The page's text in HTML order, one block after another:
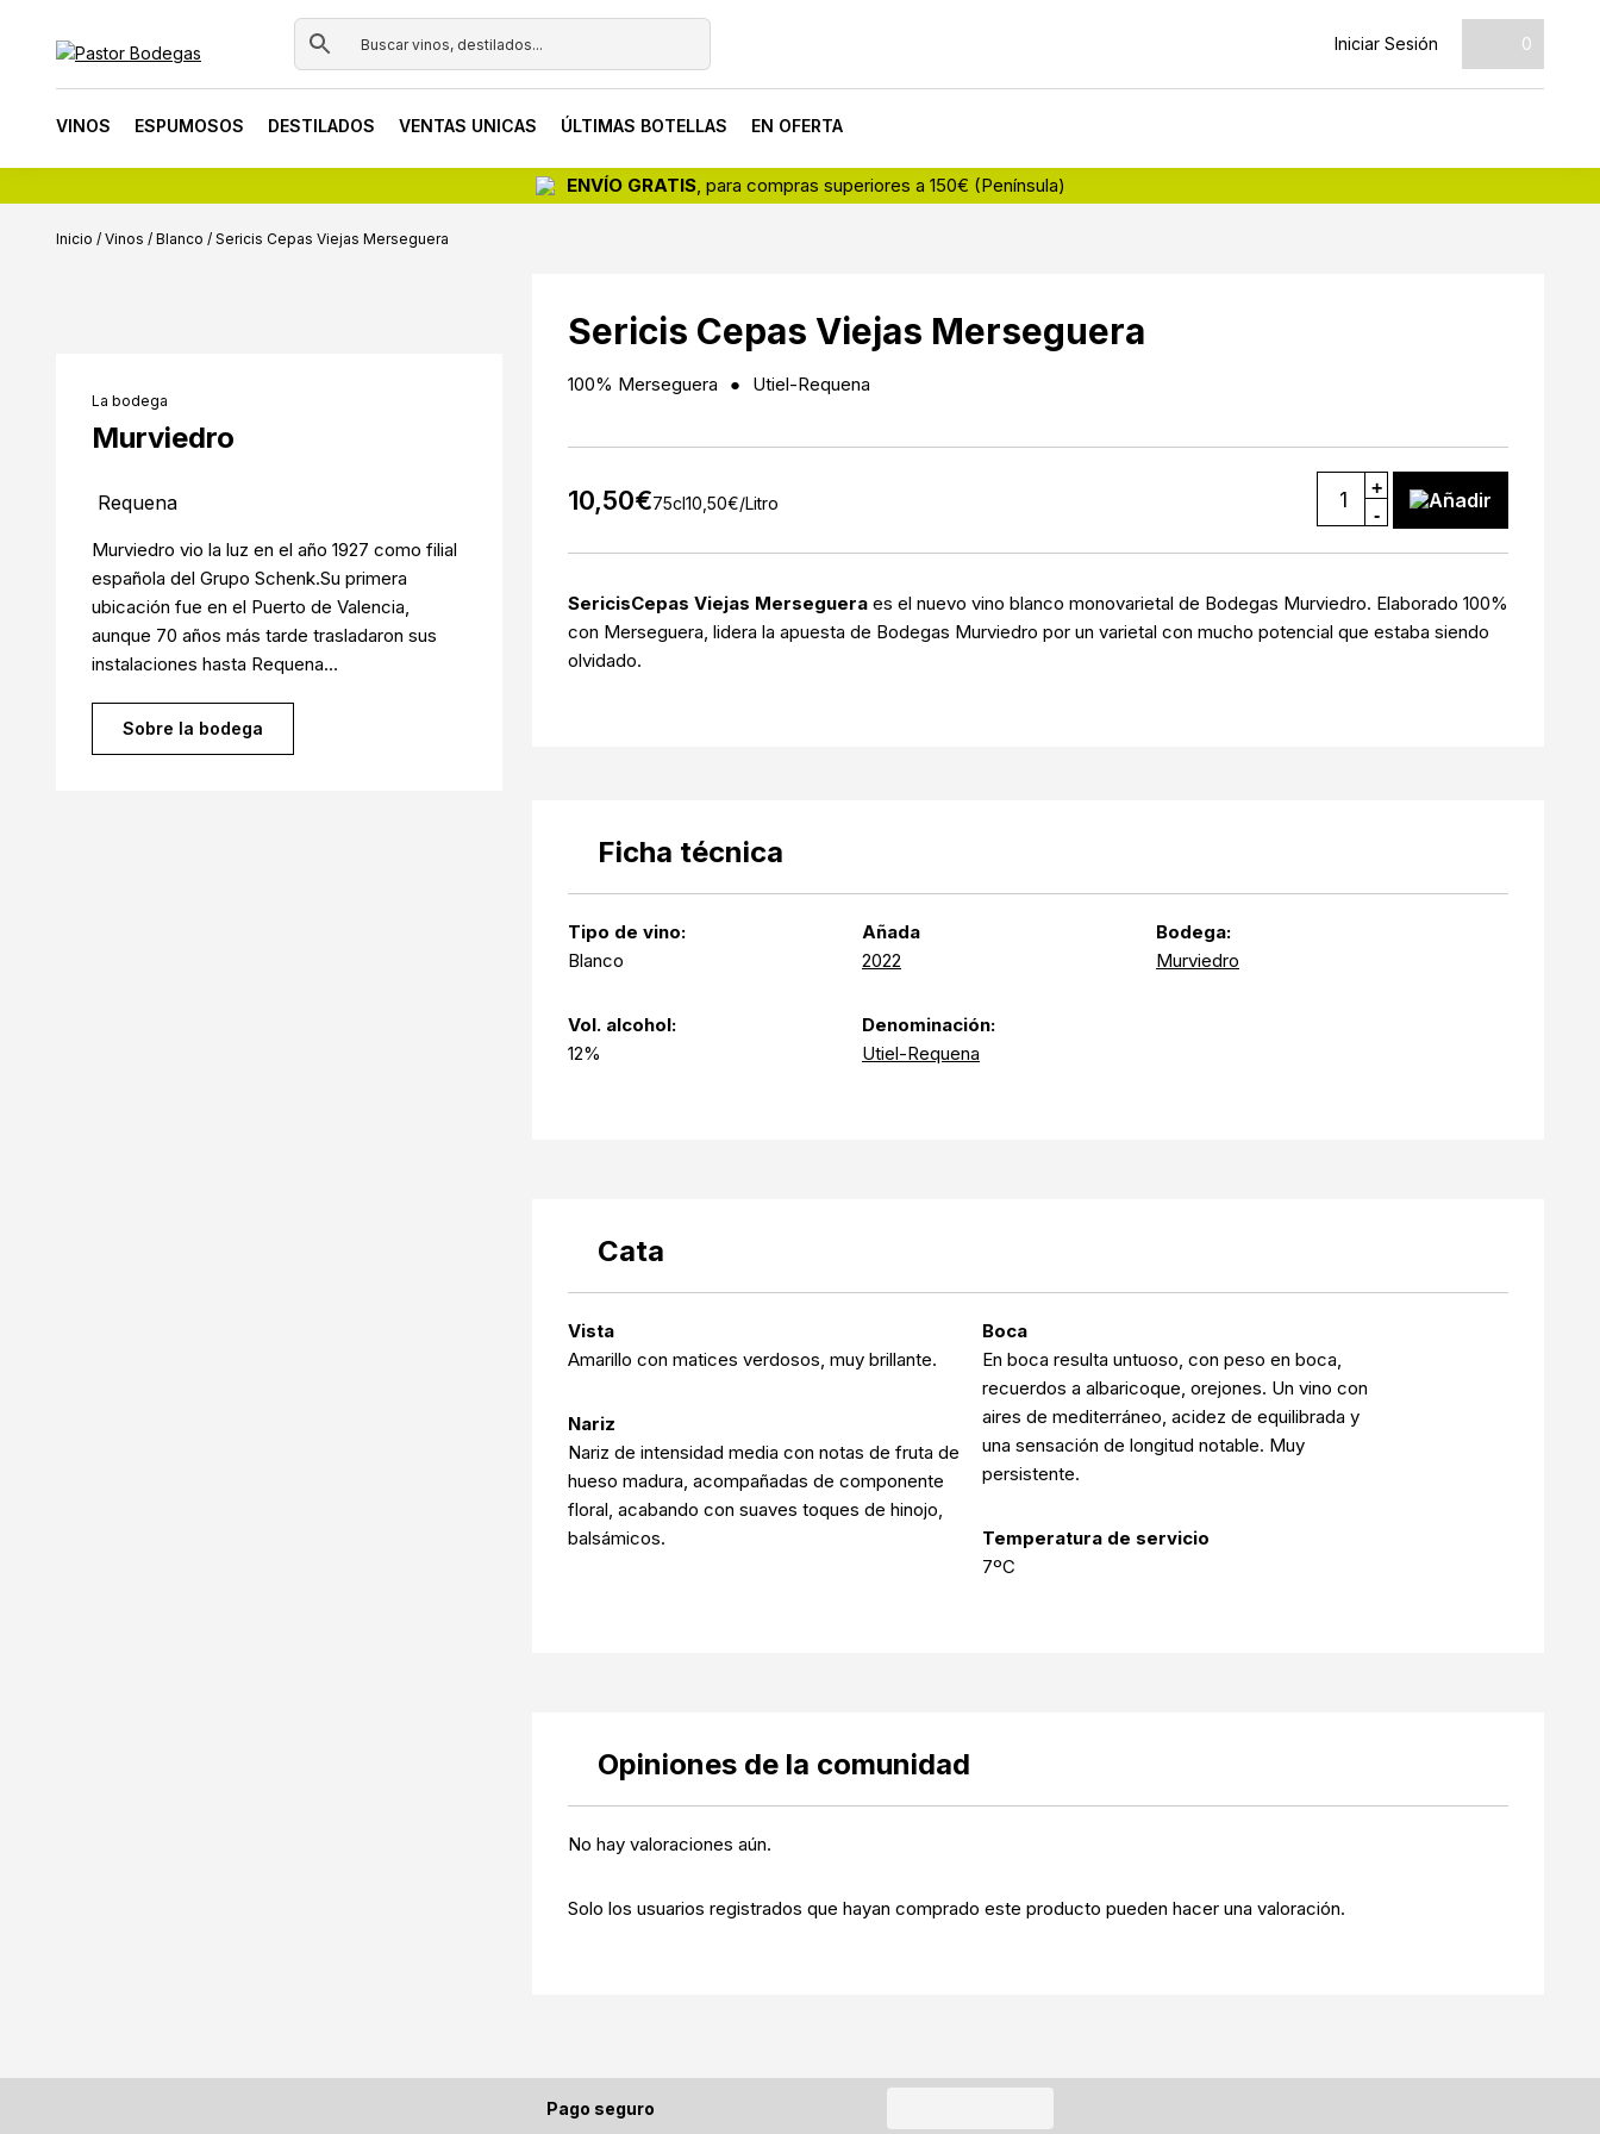
primary
navigation
content
de
destilados
Iniciar Sesión 0
VINOS ESPUMOSOS DESTILADOS VENTAS UNICAS ÚLTIMAS BOTELLAS EN OFERTA
ENVÍO GRATIS, para compras superiores a 150€ (Península)
Inicio / Vinos / Blanco / Sericis Cepas Viejas Merseguera
La bodega
Murviedro
Requena
Murviedro vio la luz en el año 1927 como filial
española del Grupo Schenk.Su primera
ubicación fue en el Puerto de Valencia,
aunque 70 años más tarde trasladaron sus
instalaciones hasta Requena...
Sobre la bodega
Sericis Cepas Viejas Merseguera
100% Merseguera Utiel-Requena
10,50€75cl10,50€/Litro
+
-
Añadir
SericisCepas Viejas Merseguera es el nuevo vino blanco monovarietal de Bodegas Murviedro. Elaborado 100%
con Merseguera, lidera la apuesta de Bodegas Murviedro por un varietal con mucho potencial que estaba siendo
olvidado.
Ficha técnica
Tipo de vino:
Blanco
Añada
2022
Bodega:
Murviedro
Vol. alcohol:
12%
Denominación:
Utiel-Requena
Cata
Vista
Amarillo con matices verdosos, muy brillante.
Nariz
Nariz de intensidad media con notas de fruta de
hueso madura, acompañadas de componente
floral, acabando con suaves toques de hinojo,
balsámicos.
Boca
En boca resulta untuoso, con peso en boca,
recuerdos a albaricoque, orejones. Un vino con
aires de mediterráneo, acidez de equilibrada y
una sensación de longitud notable. Muy
persistente.
Temperatura de servicio
7ºC
Opiniones de la comunidad
No hay valoraciones aún.
Solo los usuarios registrados que hayan comprado este producto pueden hacer una valoración.
Pago seguro